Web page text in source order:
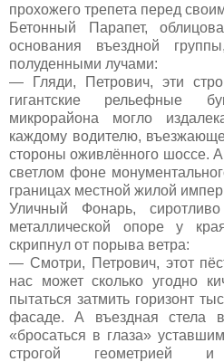
прохожего трепета перед
Бетонный Парапет,
основания въездной
полуденными лучами:
— Гляди, Петрович, эти
гигантские рельефные
микрорайона могло
каждому водителю,
стороны оживлённого шоссе.
светлом фоне
границах местной жилой
Уличный Фонарь,
металлической опоре у
скрипнул от порыва ветра:
— Смотри, Петрович, этот
нас может сколько угодно
пытаться затмить горизонт
фасаде. А въездная стела
«бросаться в глаза»
строгой геометрией